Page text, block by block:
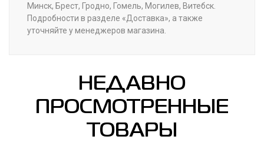
Минск, Брест, Гродно, Гомель, Могилев, Витебск.
Подробности в разделе «Доставка», а также
уточняйте у менеджеров магазина.
НЕДАВНО
ПРОСМОТРЕННЫЕ
ТОВАРЫ